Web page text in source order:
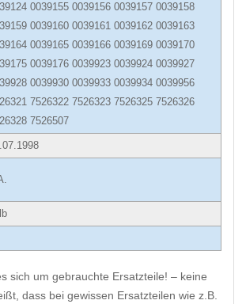
0039155 0039156 0039157 0039158
0039160 0039161 0039162 0039163
0039165 0039166 0039169 0039170
0039176 0039923 0039924 0039927
0039930 0039933 0039934 0039956
7526322 7526323 7526325 7526326
7526507
sich um gebrauchte Ersatzteile! – keine
dass bei gewissen Ersatzteilen wie z.B.